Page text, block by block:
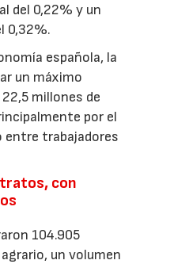
del 0,22% y un
0,32%.
española, la
un máximo
millones de
por el
entre trabajadores
con
104.905
un volumen